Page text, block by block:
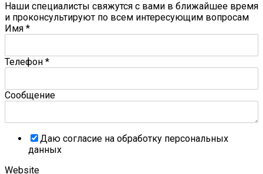
Наши специалисты свяжутся с вами в ближайшее время
и проконсультируют по всем интересующим вопросам
Имя *
Телефон *
Сообщение
Даю согласие на обработку персональных
данных
Website